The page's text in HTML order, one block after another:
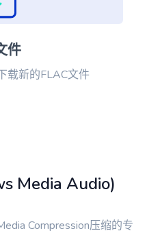
件
载新的FLAC文件
Media Audio)
Compression压缩的专